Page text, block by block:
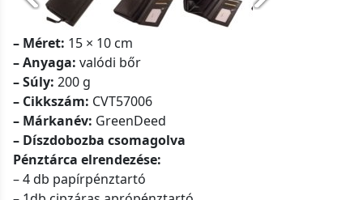
– Méret: 15 × 10 cm
– Anyaga: valódi bőr
– Súly: 200 g
– Cikkszám: CVT57006
– Márkanév: GreenDeed
– Díszdobozba csomagolva
Pénztárca elrendezése:
– 4 db papírpénztartó